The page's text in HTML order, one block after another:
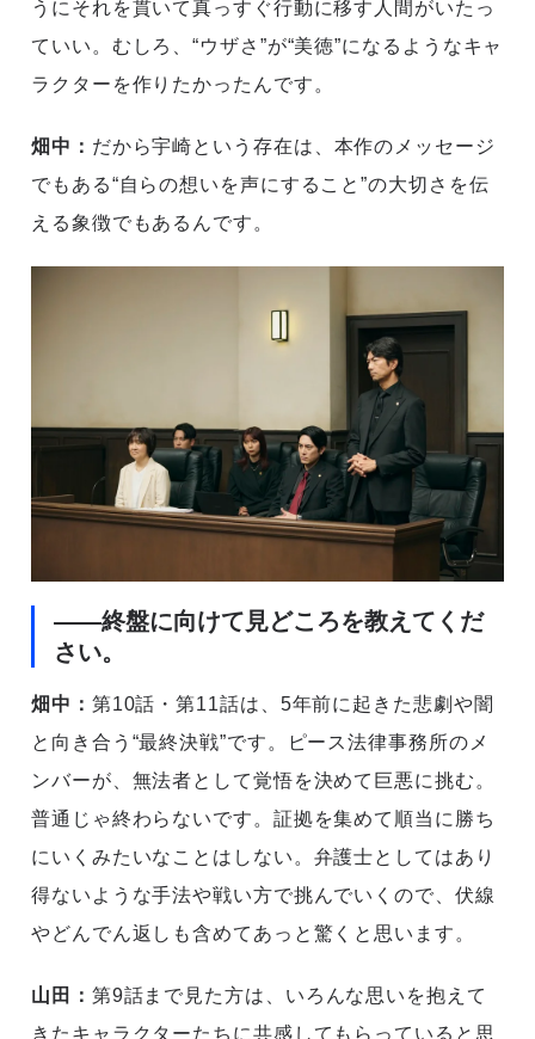
うにそれを貫いて真っすぐ行動に移す人間がいたっ
ていい。むしろ、“ウザさ”が“美徳”になるようなキャ
ラクターを作りたかったんです。
畑中： だから宇崎という存在は、本作のメッセージ
でもある“自らの想いを声にすること”の大切さを伝
える象徴でもあるんです。
――終盤に向けて見どころを教えてくだ
さい。
畑中： 第10話・第11話は、5年前に起きた悲劇や闇
と向き合う“最終決戦”です。ピース法律事務所のメ
ンバーが、無法者として覚悟を決めて巨悪に挑む。
普通じゃ終わらないです。証拠を集めて順当に勝ち
にいくみたいなことはしない。弁護士としてはあり
得ないような手法や戦い方で挑んでいくので、伏線
やどんでん返しも含めてあっと驚くと思います。
山田： 第9話まで見た方は、いろんな思いを抱えて
きたキャラクターたちに共感してもらっていると思